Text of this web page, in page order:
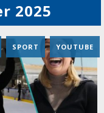
2025
, SPORT , YOUTUBE